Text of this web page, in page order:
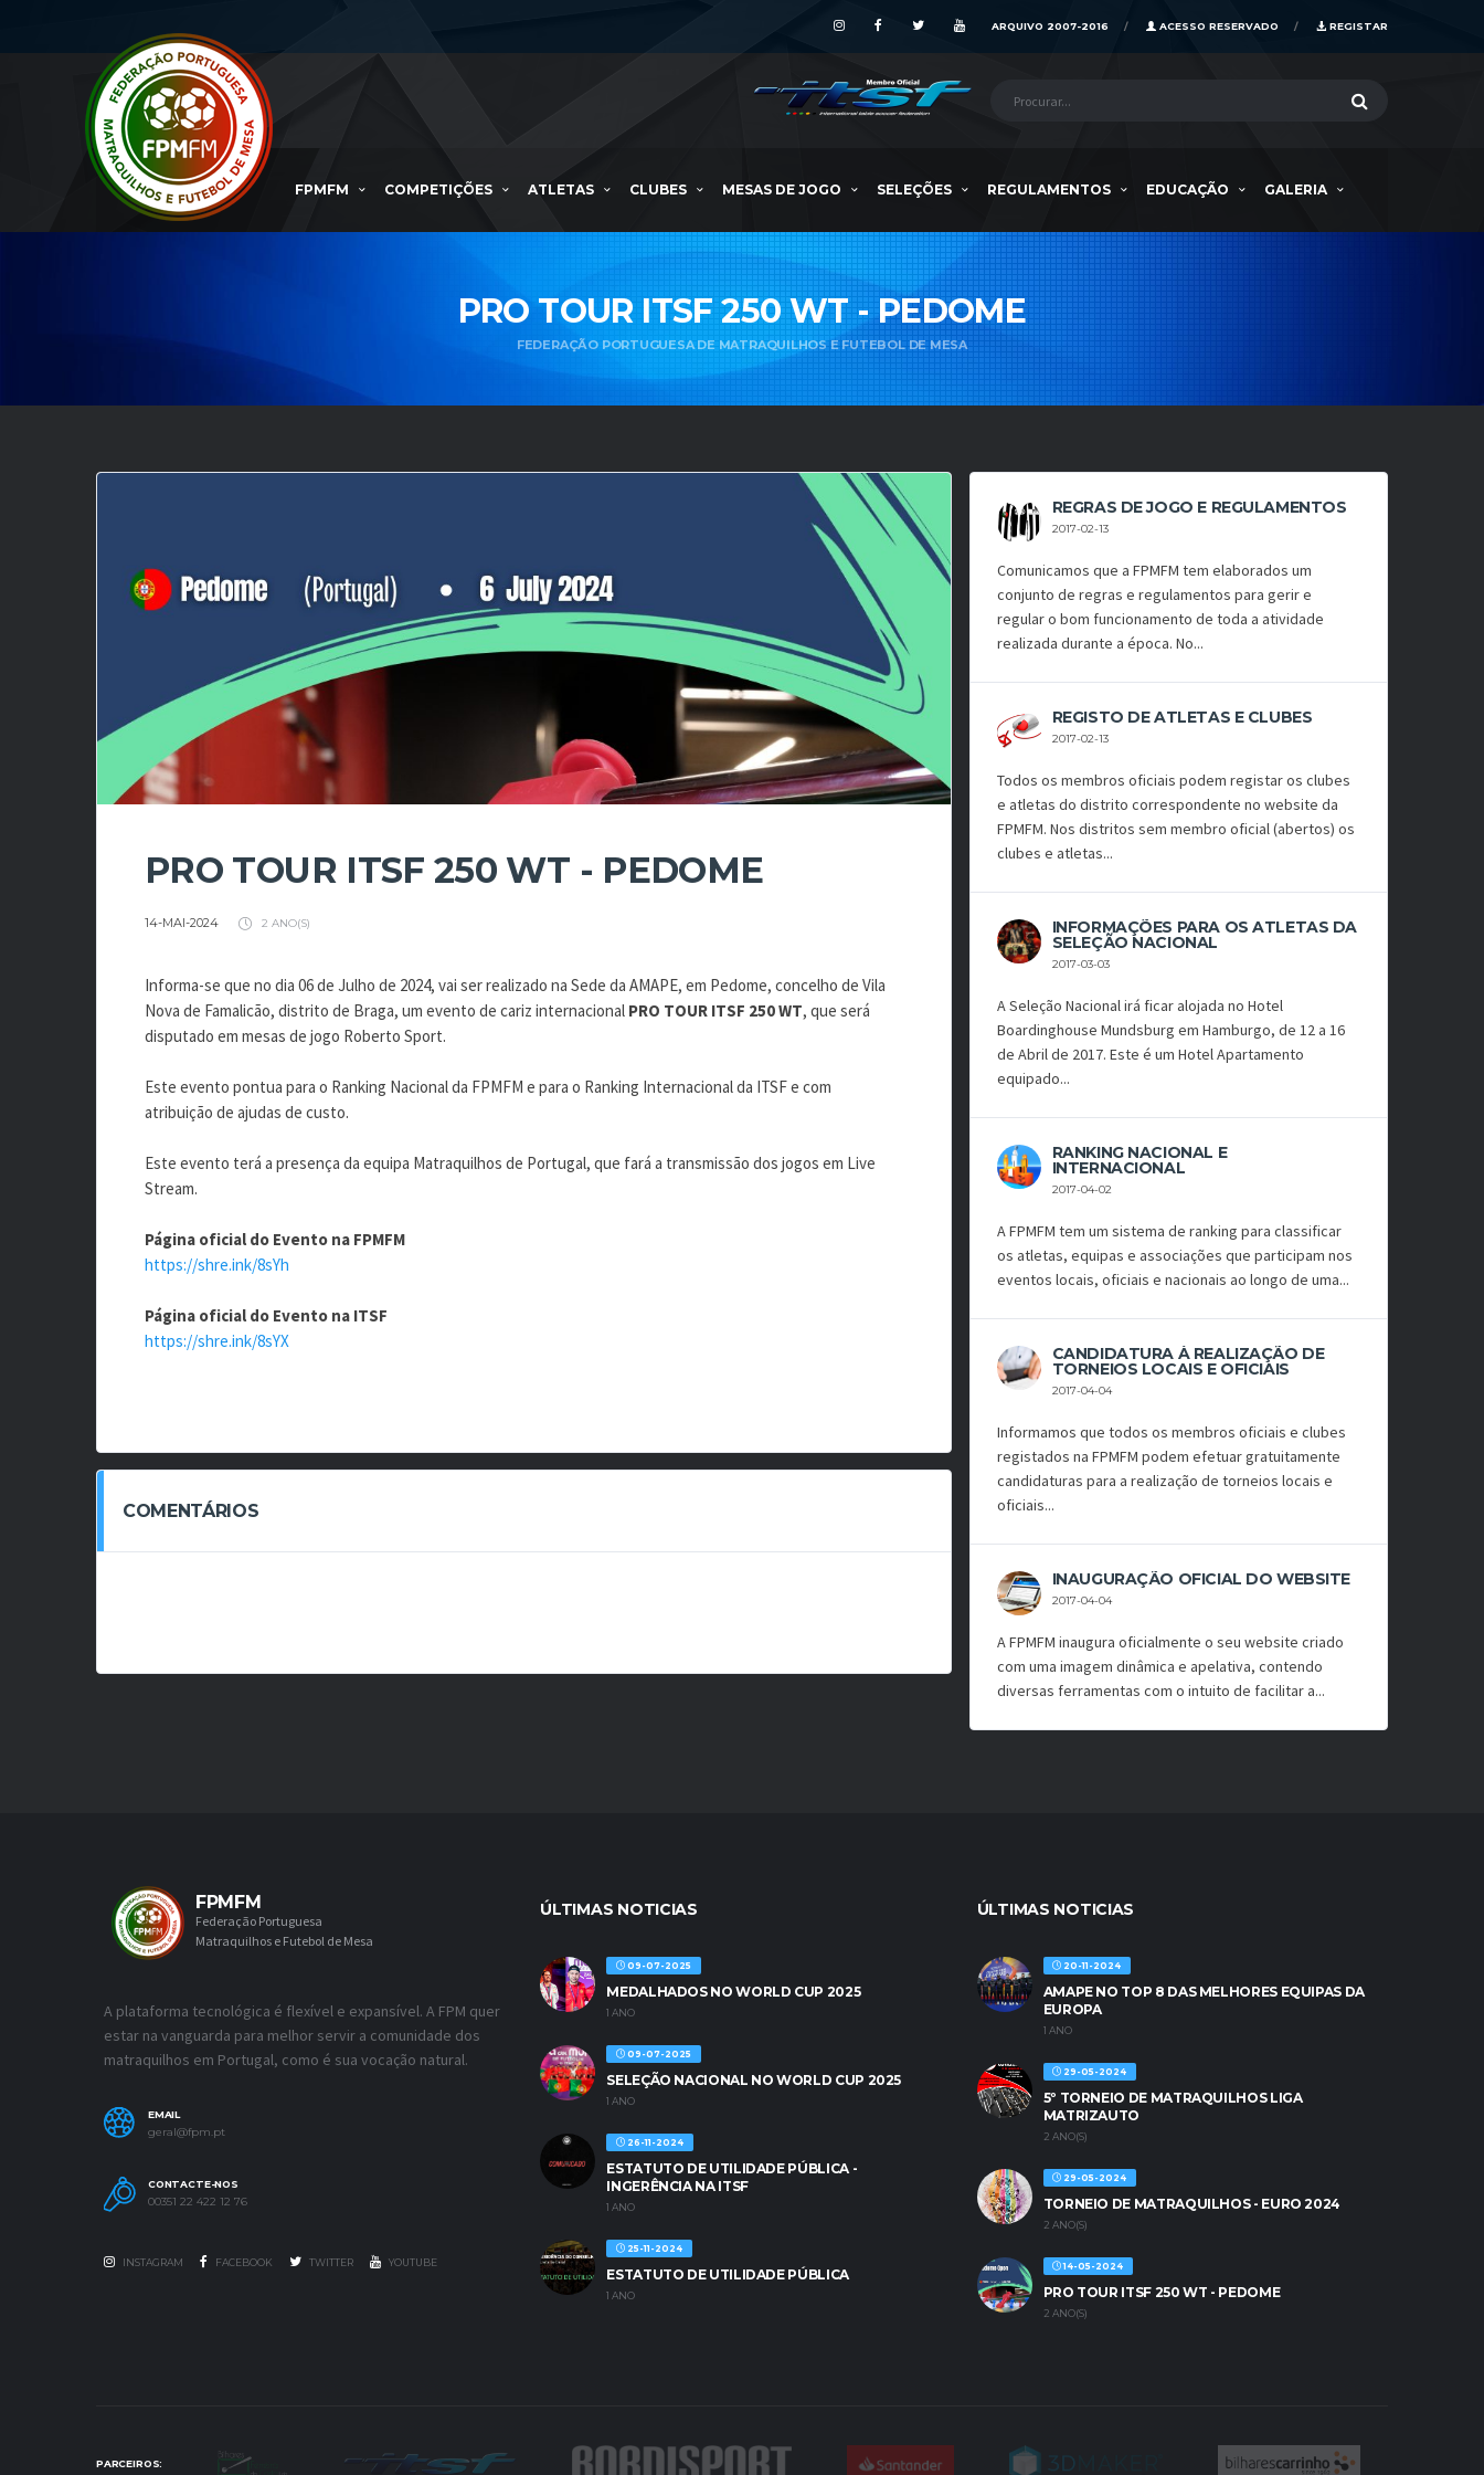
REGISTAR
ACESSO RESERVADO
ARQUIVO 2007-2016
FPMFM COMPETIÇÕES ATLETAS CLUBES MESAS DE JOGO SELEÇÕES REGULAMENTOS EDUCAÇÃO GALERIA
PRO TOUR ITSF 250 WT - PEDOME
FEDERAÇÃO PORTUGUESA DE MATRAQUILHOS E FUTEBOL DE MESA
PRO TOUR ITSF 250 WT - PEDOME
14-MAI-2024 2 ANO(S)
Informa-se que no dia 06 de Julho de 2024, vai ser realizado na Sede da AMAPE, em Pedome, concelho de Vila
Nova de Famalicão, distrito de Braga, um evento de cariz internacional PRO TOUR ITSF 250 WT, que será
disputado em mesas de jogo Roberto Sport.
Este evento pontua para o Ranking Nacional da FPMFM e para o Ranking Internacional da ITSF e com
atribuição de ajudas de custo.
Este evento terá a presença da equipa Matraquilhos de Portugal, que fará a transmissão dos jogos em Live
Stream.
Página oficial do Evento na FPMFM
https://shre.ink/8sYh
Página oficial do Evento na ITSF
https://shre.ink/8sYX
COMENTÁRIOS
REGRAS DE JOGO E REGULAMENTOS
2017-02-13
Comunicamos que a FPMFM tem elaborados um
conjunto de regras e regulamentos para gerir e
regular o bom funcionamento de toda a atividade
realizada durante a época. No...
REGISTO DE ATLETAS E CLUBES
2017-02-13
Todos os membros oficiais podem registar os clubes
e atletas do distrito correspondente no website da
FPMFM. Nos distritos sem membro oficial (abertos) os
clubes e atletas...
INFORMAÇÕES PARA OS ATLETAS DA
SELEÇÃO NACIONAL
2017-03-03
A Seleção Nacional irá ficar alojada no Hotel
Boardinghouse Mundsburg em Hamburgo, de 12 a 16
de Abril de 2017. Este é um Hotel Apartamento
equipado...
RANKING NACIONAL E
INTERNACIONAL
2017-04-02
A FPMFM tem um sistema de ranking para classificar
os atletas, equipas e associações que participam nos
eventos locais, oficiais e nacionais ao longo de uma...
CANDIDATURA À REALIZAÇÃO DE
TORNEIOS LOCAIS E OFICIAIS
2017-04-04
Informamos que todos os membros oficiais e clubes
registados na FPMFM podem efetuar gratuitamente
candidaturas para a realização de torneios locais e
oficiais...
INAUGURAÇÃO OFICIAL DO WEBSITE
2017-04-04
A FPMFM inaugura oficialmente o seu website criado
com uma imagem dinâmica e apelativa, contendo
diversas ferramentas com o intuito de facilitar a...
FPMFM
Federação Portuguesa
Matraquilhos e Futebol de Mesa
A plataforma tecnológica é flexível e expansível. A FPM quer
estar na vanguarda para melhor servir a comunidade dos
matraquilhos em Portugal, como é sua vocação natural.
EMAIL
geral@fpm.pt
CONTACTE-NOS
00351 22 422 12 76
INSTAGRAM FACEBOOK TWITTER YOUTUBE
ÚLTIMAS NOTICIAS
09-07-2025
MEDALHADOS NO WORLD CUP 2025
1 ANO
09-07-2025
SELEÇÃO NACIONAL NO WORLD CUP 2025
1 ANO
26-11-2024
ESTATUTO DE UTILIDADE PÚBLICA -
INGERÊNCIA NA ITSF
1 ANO
25-11-2024
ESTATUTO DE UTILIDADE PÚBLICA
1 ANO
ÚLTIMAS NOTICIAS
20-11-2024
AMAPE NO TOP 8 DAS MELHORES EQUIPAS DA
EUROPA
1 ANO
29-05-2024
5º TORNEIO DE MATRAQUILHOS LIGA
MATRIZAUTO
2 ANO(S)
29-05-2024
TORNEIO DE MATRAQUILHOS - EURO 2024
2 ANO(S)
14-05-2024
PRO TOUR ITSF 250 WT - PEDOME
2 ANO(S)
PARCEIROS: